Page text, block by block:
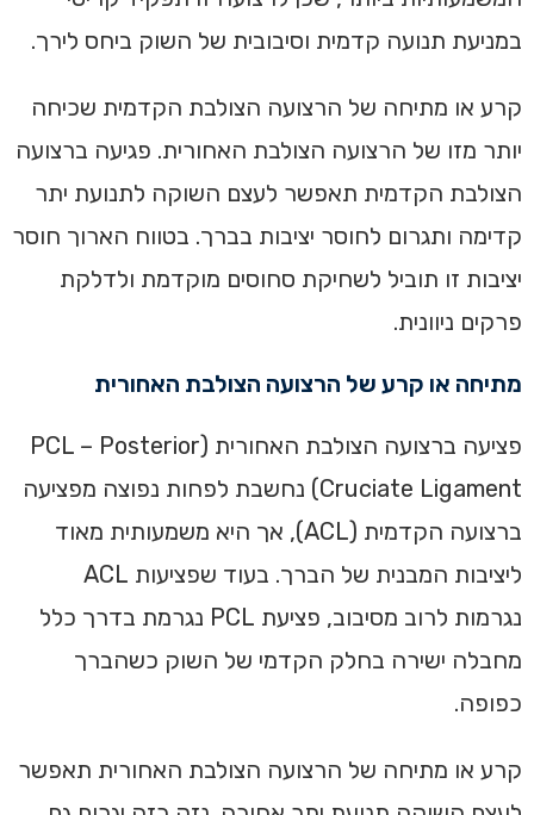
במניעת תנועה קדמית וסיבובית של השוק ביחס לירך.
קרע או מתיחה של הרצועה הצולבת הקדמית שכיחה
יותר מזו של הרצועה הצולבת האחורית. פגיעה ברצועה
הצולבת הקדמית תאפשר לעצם השוקה לתנועת יתר
קדימה ותגרום לחוסר יציבות בברך. בטווח הארוך חוסר
יציבות זו תוביל לשחיקת סחוסים מוקדמת ולדלקת
פרקים ניוונית.
מתיחה או קרע של הרצועה הצולבת האחורית
פציעה ברצועה הצולבת האחורית (PCL – Posterior
Cruciate Ligament) נחשבת לפחות נפוצה מפציעה
ברצועה הקדמית (ACL), אך היא משמעותית מאוד
ליציבות המבנית של הברך. בעוד שפציעות ACL
נגרמות לרוב מסיבוב, פציעת PCL נגרמת בדרך כלל
מחבלה ישירה בחלק הקדמי של השוק כשהברך
כפופה.
קרע או מתיחה של הרצועה הצולבת האחורית תאפשר